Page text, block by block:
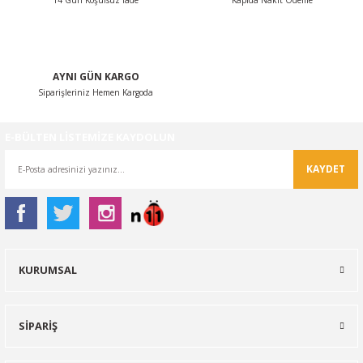
AYNI GÜN KARGO
Siparişleriniz Hemen Kargoda
KAYDET
KURUMSAL
SİPARİŞ